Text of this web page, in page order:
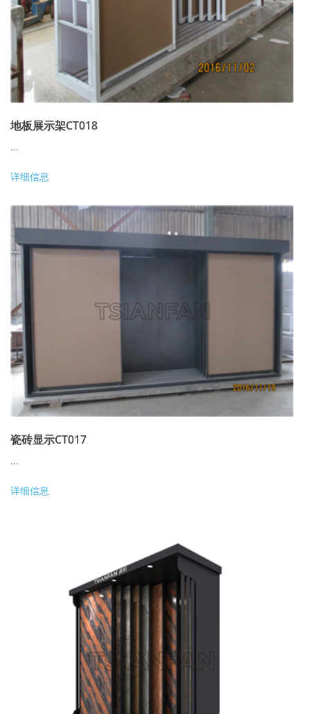
地板展示架CT018
...
详细信息
瓷砖显示CT017
...
详细信息